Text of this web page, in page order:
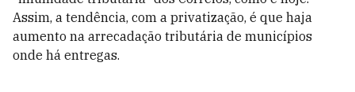
Assim, a tendência, com a privatização, é que haja
aumento na arrecadação tributária de municípios
onde há entregas.